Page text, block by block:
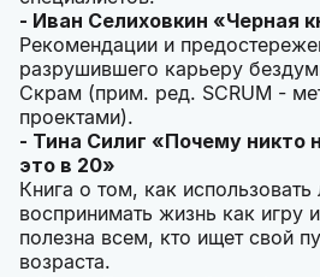
- Иван Селиховкин «Черная
Рекомендации и
разрушившего карьеру
Скрам (прим. ред. SCRUM -
проектами).
- Тина Силиг «Почему никто
это в 20»
Книга о том, как
воспринимать жизнь как игру
полезна всем, кто ищет свой
возраста.